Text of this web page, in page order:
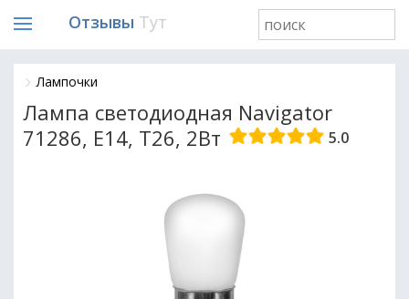
Отзывы Тут
Лампочки
Лампа светодиодная Navigator
71286, E14, T26, 2Вт
5.0